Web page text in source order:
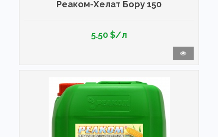
Реаком-Хелат Бору 150
5.50 $/л